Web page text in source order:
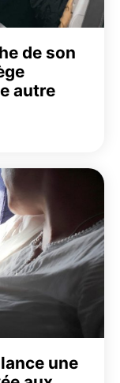
de son
autre
une